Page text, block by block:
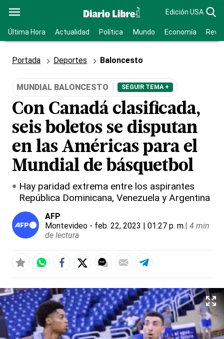
Edición USA
Última Hora Actualidad Política Mundo Economía
Portada Deportes Baloncesto
MUNDIAL BALONCESTO SEGUIR TEMA +
Con Canadá clasificada,
seis boletos se disputan
en las Américas para el
Mundial de básquetbol
Hay paridad extrema entre los aspirantes
República Dominicana, Venezuela y Argentina
AFP
Montevideo - feb. 22, 2023 | 01:27 p. m.| 4 min
de lectura